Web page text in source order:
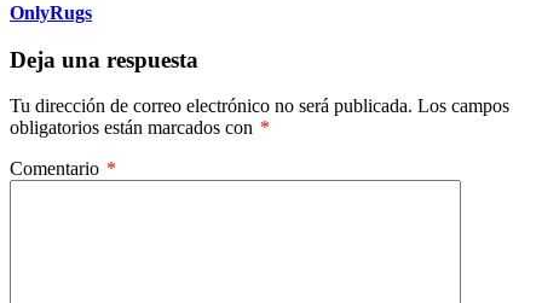
OnlyRugs
Deja una respuesta
Tu dirección de correo electrónico no será publicada. Los campos
obligatorios están marcados con *
Comentario *